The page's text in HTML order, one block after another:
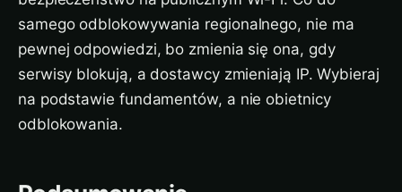
samego odblokowywania regionalnego, nie ma
pewnej odpowiedzi, bo zmienia się ona, gdy
serwisy blokują, a dostawcy zmieniają IP. Wybieraj
na podstawie fundamentów, a nie obietnicy
odblokowania.